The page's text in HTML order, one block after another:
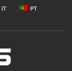
IT
PT